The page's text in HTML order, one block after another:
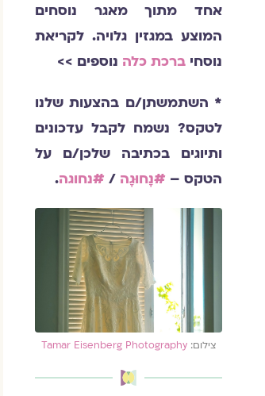
אחד מתוך מאגר נוסחים
המוצע במגזין גלויה. לקריאת
נוסחי ברכת כלה נוספים >>
* השתמשתן/ם בהצעות שלנו
לטקס? נשמח לקבל עדכונים
ותיוגים בכתיבה שלכן/ם על
הטקס – #נָחוּגָה / #נחוגה.
צילום:Tamar Eisenberg Photography